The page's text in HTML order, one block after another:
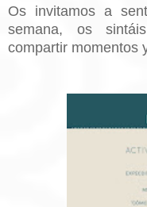
Os invitamos a
semana, os
compartir momentos